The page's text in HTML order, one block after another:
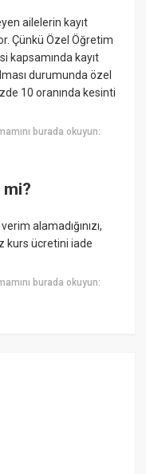
ailelerin kayıt
Çünkü Özel Öğretim
kapsamında kayıt
durumunda özel
10 oranında kesinti
burada okuyun:
alamadığınızı,
kurs ücretini iade
burada okuyun: